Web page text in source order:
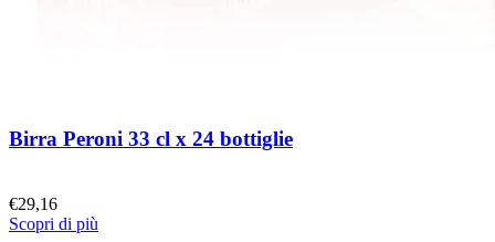
Birra Peroni 33 cl x 24 bottiglie
€29,16
Scopri di più